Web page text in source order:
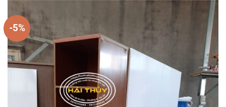
-5%